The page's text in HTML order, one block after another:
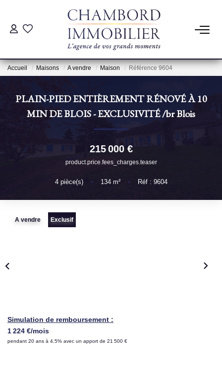
ACHAT
ESTIMATION
Estimation Par Un Professionnel
GESTION
Nos Témoignages
Accueil Maisons A vendre Maison Référence 9604
PLAIN-PIED ENTIÈREMENT RÉNOVÉ À 10
MIN DE BLOIS - EXCLUSIVITÉ/brBlois
215 000 €
product.price.fees_charges.teaser
4pièce(s) • 134m² • Réf : 9604
A vendre Exclusif
Simulation de remboursement :
1 224 €/mois
pendant 20 ans à 4.5% avec un apport de 21 500 €